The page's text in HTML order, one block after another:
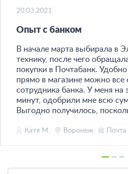
20.03.2021
Опыт с банком
В начале марта выбирала в
технику, после чего
покупки в Почтабанк.
прямо в магазине можно все
сотрудника банка. У меня на
минут, одобрили мне всю
Выгодно получилось,
Катя М. Воронеж